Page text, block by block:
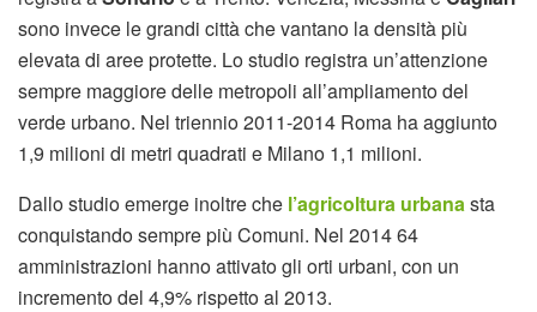
sono invece le grandi città che vantano la densità più
elevata di aree protette. Lo studio registra un’attenzione
sempre maggiore delle metropoli all’ampliamento del
verde urbano. Nel triennio 2011-2014 Roma ha aggiunto
1,9 milioni di metri quadrati e Milano 1,1 milioni.
Dallo studio emerge inoltre che l’agricoltura urbanasta
conquistando sempre più Comuni. Nel 2014 64
amministrazioni hanno attivato gli orti urbani, con un
incremento del 4,9% rispetto al 2013.